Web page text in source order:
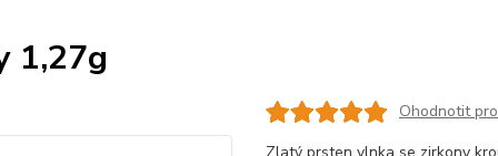
1,27g
Ohodnotit